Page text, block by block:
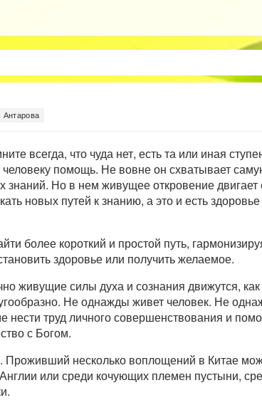
Антарова
всегда, что чуда нет, есть та или иная
человеку помощь. Не вовне он схватывает
знаний. Но в нем живущее откровение двигает
новых путей к знанию, а это и есть
более короткий и простой путь,
здоровье или получить желаемое.
живущие силы духа и сознания движутся, как
Не однажды живет человек. Не
труд личного совершенствования и
с Богом.
Проживший несколько воплощений в Китае
или среди кочующих племен пустыни,